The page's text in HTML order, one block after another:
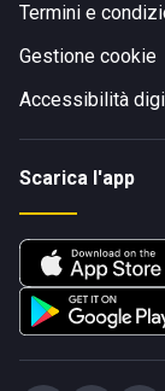
Termini e
Gestione cookie
Accessibilità
Scarica l'app